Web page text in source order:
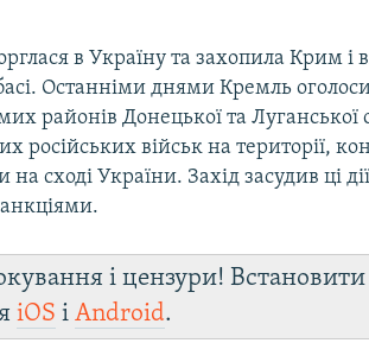
в Україну та захопила Крим і
Останніми днями Кремль
районів Донецької та Луганської
російських військ на території,
сході України. Захід засудив ці
і цензури!
iOS іAndroid.